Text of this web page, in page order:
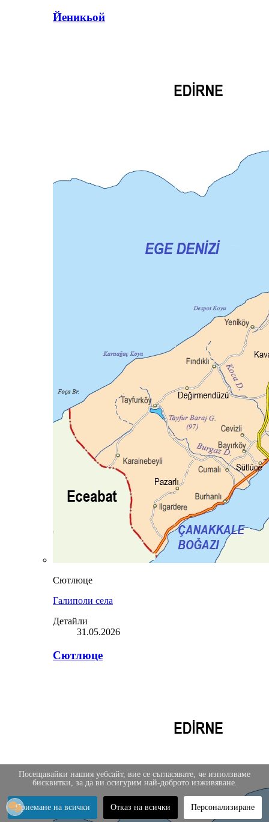
Йеникьой
Сютлюце
Галиполи села
Детайли
31.05.2026
Сютлюце
Посещавайки нашия уебсайт, вие се съгласявате, че използваме
бисквитки, за да ви осигурим най-доброто изживяване.
Приемане на всички Отказ на всички Персонализиране